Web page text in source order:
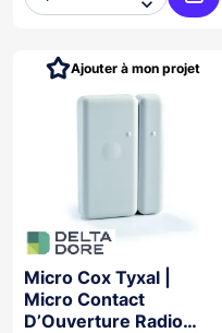
Micro Cox Tyxal |
Micro Contact
D’Ouverture Radio
Ajouter à mon projet